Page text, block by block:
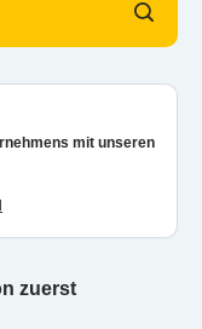
mit unseren
zuerst